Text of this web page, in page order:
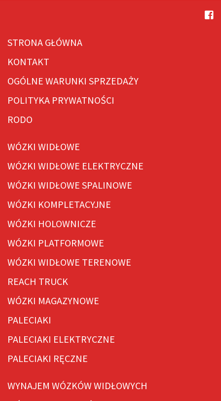
STRONA GŁÓWNA
KONTAKT
OGÓLNE WARUNKI SPRZEDAŻY
POLITYKA PRYWATNOŚCI
RODO
WÓZKI WIDŁOWE
WÓZKI WIDŁOWE ELEKTRYCZNE
WÓZKI WIDŁOWE SPALINOWE
WÓZKI KOMPLETACYJNE
WÓZKI HOLOWNICZE
WÓZKI PLATFORMOWE
WÓZKI WIDŁOWE TERENOWE
REACH TRUCK
WÓZKI MAGAZYNOWE
PALECIAKI
PALECIAKI ELEKTRYCZNE
PALECIAKI RĘCZNE
WYNAJEM WÓZKÓW WIDŁOWYCH